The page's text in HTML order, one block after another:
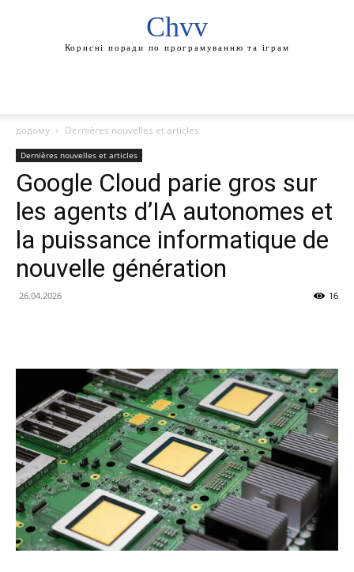
Chvv
Корисні поради по програмуванню та іграм
додому Dernières nouvelles et articles
Dernières nouvelles et articles
Google Cloud parie gros sur
les agents d’IA autonomes et
la puissance informatique de
nouvelle génération
26.04.2026 16